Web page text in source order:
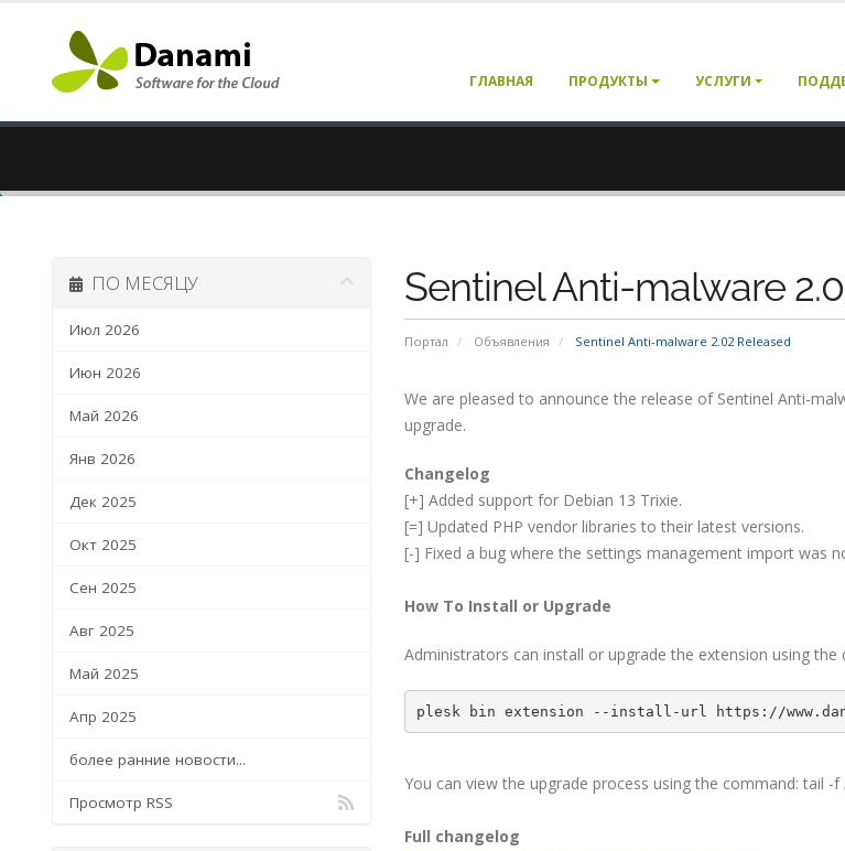
ГЛАВНАЯ ПРОДУКТЫ УСЛУГИ
Sentinel Anti-malware
Портал Объявления Sentinel Anti-malware 2.02 Released
ПО МЕСЯЦУ
Июл 2026
Июн 2026
Май 2026
Янв 2026
Дек 2025
Окт 2025
Сен 2025
Авг 2025
Май 2025
Апр 2025
более ранние новости...
Просмотр RSS
We are pleased to announce the release of Sentinel Anti-
upgrade.
Changelog
[+] Added support for Debian 13 Trixie.
[=] Updated PHP vendor libraries to their latest versions.
[-] Fixed a bug where the settings management import was
How To Install or Upgrade
Administrators can install or upgrade the extension using the
plesk bin extension --install-url https://
You can view the upgrade process using the command: tail -
Full changelog